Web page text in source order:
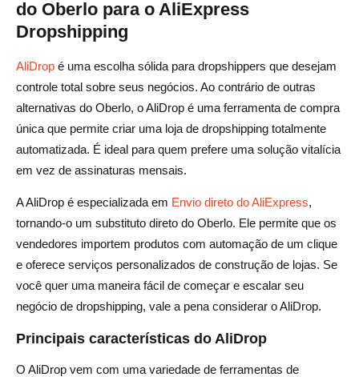
do Oberlo para o AliExpress
Dropshipping
AliDrop é uma escolha sólida para dropshippers que desejam
controle total sobre seus negócios. Ao contrário de outras
alternativas do Oberlo, o AliDrop é uma ferramenta de compra
única que permite criar uma loja de dropshipping totalmente
automatizada. É ideal para quem prefere uma solução vitalícia
em vez de assinaturas mensais.
A AliDrop é especializada em Envio direto do AliExpress,
tornando-o um substituto direto do Oberlo. Ele permite que os
vendedores importem produtos com automação de um clique
e oferece serviços personalizados de construção de lojas. Se
você quer uma maneira fácil de começar e escalar seu
negócio de dropshipping, vale a pena considerar o AliDrop.
Principais características do AliDrop
O AliDrop vem com uma variedade de ferramentas de